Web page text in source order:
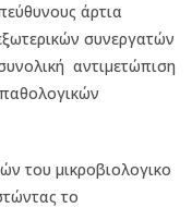
άρτια
συνεργατών
αντιμετώπιση
του μικροβιολογικο
το